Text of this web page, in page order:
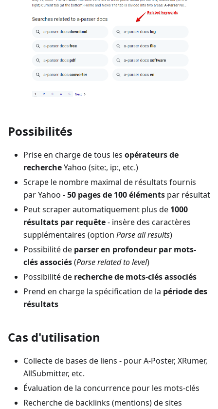
Possibilités
Prise en charge de tous les opérateurs de
rechercheYahoo (site:, ip:, etc.)
Scrape le nombre maximal de résultats fournis
par Yahoo -50 pages de 100 éléments par résultat
Peut scraper automatiquement plus de 1000
résultats par requête- insère des caractères
supplémentaires (option Parse all results)
Possibilité de parser en profondeur par mots-
clés associés(Parse related to level)
Possibilité de recherche de mots-clés associés
Prend en charge la spécification de la période des
résultats
Cas d'utilisation
Collecte de bases de liens - pour A-Poster, XRumer,
AllSubmitter, etc.
Évaluation de la concurrence pour les mots-clés
Recherche de backlinks (mentions) de sites